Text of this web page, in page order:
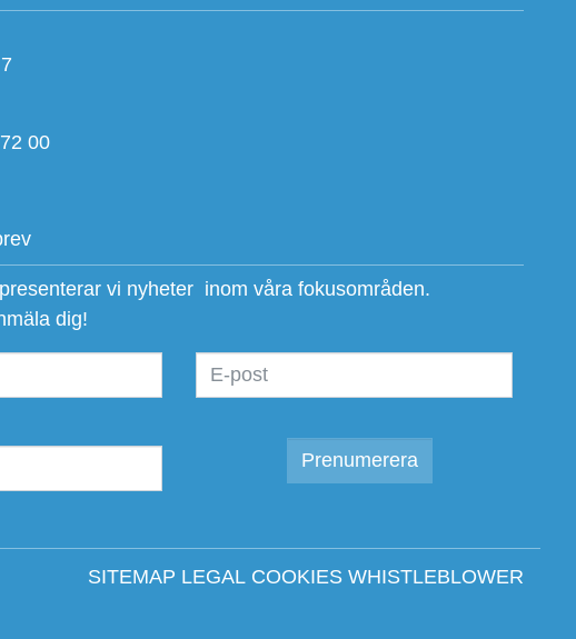
00
vi nyheter inom våra fokusområden.
dig!
SITEMAP LEGAL COOKIES WHISTLEBLOWER